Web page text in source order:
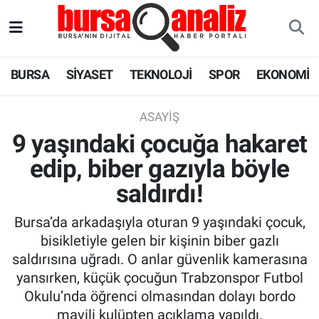
BURSA SİYASET TEKNOLOJİ SPOR EKONOMİ
ASAYIŞ
9 yaşındaki çocuğa hakaret
edip, biber gazıyla böyle
saldırdı!
Bursa’da arkadaşıyla oturan 9 yaşındaki çocuk,
bisikletiyle gelen bir kişinin biber gazlı
saldırısına uğradı. O anlar güvenlik kamerasına
yansırken, küçük çocuğun Trabzonspor Futbol
Okulu’nda öğrenci olmasından dolayı bordo
mavili kulüpten açıklama yapıldı.
SPOR
SAĞLIK
ASTROLOJİ
BLOG
Süper Lig Puan Durumu ve Fikstür
Tüm Manşetler
Son Dakika Haberleri
Haber Arşivi